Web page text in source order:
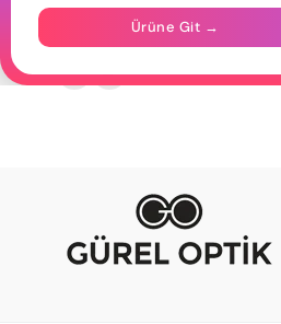
Mağazalarımız
Takipte Kal
Ürüne Git →